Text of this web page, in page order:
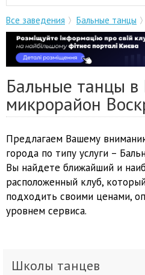
Все заведения Бальные танцы
Бальные танцы в
микрорайон
Предлагаем Вашему
города по типу услуги –
Вы найдете ближайший и
расположенный клуб,
подходить своими ценами,
уровнем сервиса.
Школы танцев